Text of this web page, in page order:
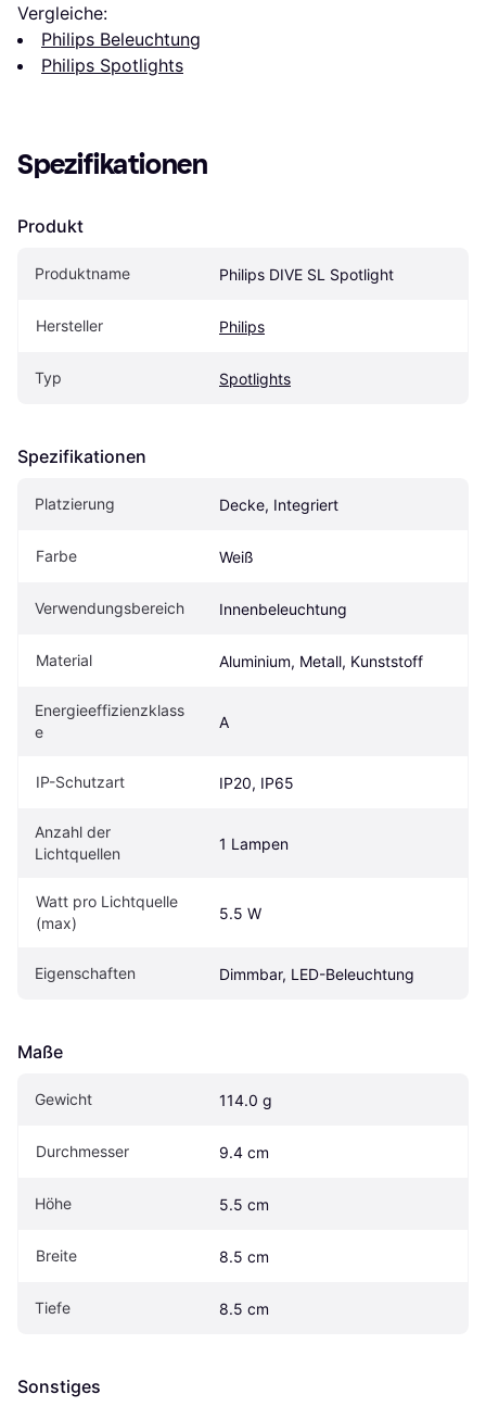
Vergleiche:
Philips Beleuchtung
Philips Spotlights
Spezifikationen
Produkt
Produktname Philips DIVE SL Spotlight
Hersteller Philips
Typ Spotlights
Spezifikationen
Platzierung Decke, Integriert
Farbe Weiß
Verwendungsbereich Innenbeleuchtung
Material Aluminium, Metall, Kunststoff
Energieeffizienzklass
e
A
IP-Schutzart IP20, IP65
Anzahl der
Lichtquellen
1 Lampen
Watt pro Lichtquelle
(max)
5.5 W
Eigenschaften Dimmbar, LED-Beleuchtung
Maße
Gewicht 114.0 g
Durchmesser 9.4 cm
Höhe 5.5 cm
Breite 8.5 cm
Tiefe 8.5 cm
Sonstiges